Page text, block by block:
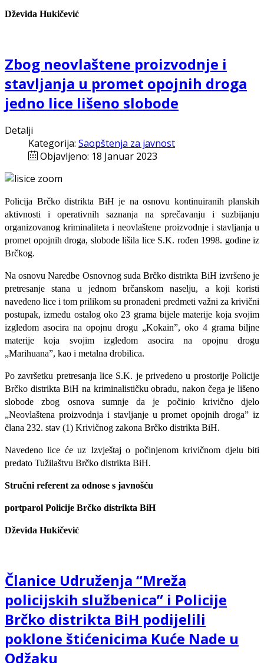
Dževida Hukičević
Zbog neovlaštene proizvodnje i
stavljanja u promet opojnih droga
jedno lice lišeno slobode
Detalji
Kategorija: Saopštenja za javnost
Objavljeno: 18 Januar 2023
Policija Brčko distrikta BiH je na osnovu kontinuiranih planskih
aktivnosti i operativnih saznanja na sprečavanju i suzbijanju
organizovanog kriminaliteta i neovlaštene proizvodnje i stavljanja u
promet opojnih droga, slobode lišila lice S.K. rođen 1998. godine iz
Brčkog.
Na osnovu Naredbe Osnovnog suda Brčko distrikta BiH izvršeno je
pretresanje stana u jednom brčanskom naselju, a koji koristi
navedeno lice i tom prilikom su pronađeni predmeti važni za krivični
postupak, između ostalog oko 23 grama bijele materije koja svojim
izgledom asocira na opojnu drogu „Kokain”, oko 4 grama biljne
materije koja svojim izgledom asocira na opojnu drogu
„Marihuana”, kao i metalna drobilica.
Po završetku pretresanja lice S.K. je privedeno u prostorije Policije
Brčko distrikta BiH na kriminalističku obradu, nakon čega je lišeno
slobode zbog osnova sumnje da je počinio krivično djelo
„Neovlaštena proizvodnja i stavljanje u promet opojnih droga” iz
člana 232. stav (1) Krivičnog zakona Brčko distrikta BiH.
Navedeno lice će uz Izvještaj o počinjenom krivičnom djelu biti
predato Tužilaštvu Brčko distrikta BiH.
Stručni referent za odnose s javnošću
portparol Policije Brčko distrikta BiH
Dževida Hukičević
Članice Udruženja “Mreža
policijskih službenica” i Policije
Brčko distrikta BiH podijelili
poklone štićenicima Kuće Nade u
Odžaku